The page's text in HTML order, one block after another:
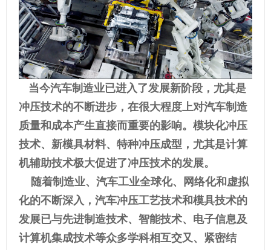
当今汽车制造业已进入了发展新阶段，尤其是
冲压技术的不断进步，在很大程度上对汽车制造
质量和成本产生直接而重要的影响。模块化冲压
技术、新模具材料、特种冲压成型，尤其是计算
机辅助技术极大促进了冲压技术的发展。
随着制造业、汽车工业全球化、网络化和虚拟
化的不断深入，汽车冲压工艺技术和模具技术的
发展已与先进制造技术、智能技术、电子信息及
计算机集成技术等众多学科相互交又、紧密结